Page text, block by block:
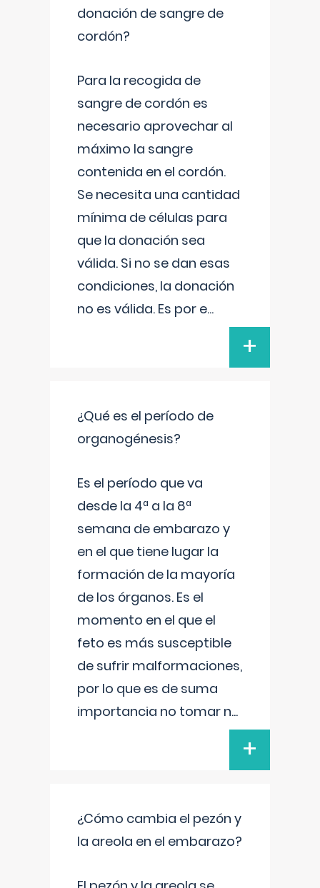
donación de sangre de
cordón?
Para la recogida de
sangre de cordón es
necesario aprovechar al
máximo la sangre
contenida en el cordón.
Se necesita una cantidad
mínima de células para
que la donación sea
válida. Si no se dan esas
condiciones, la donación
no es válida. Es por e...
+
¿Qué es el período de
organogénesis?
Es el período que va
desde la 4ª a la 8ª
semana de embarazo y
en el que tiene lugar la
formación de la mayoría
de los órganos. Es el
momento en el que el
feto es más susceptible
de sufrir malformaciones,
por lo que es de suma
importancia no tomar n...
+
¿Cómo cambia el pezón y
la areola en el embarazo?